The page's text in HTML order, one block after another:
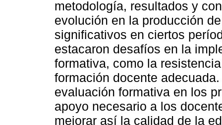
metodología, resultados y
evolución en la producción
significativos en ciertos
estacaron desafíos en la
formativa, como la
formación docente
evaluación formativa en los
apoyo necesario a los
mejorar así la calidad de la